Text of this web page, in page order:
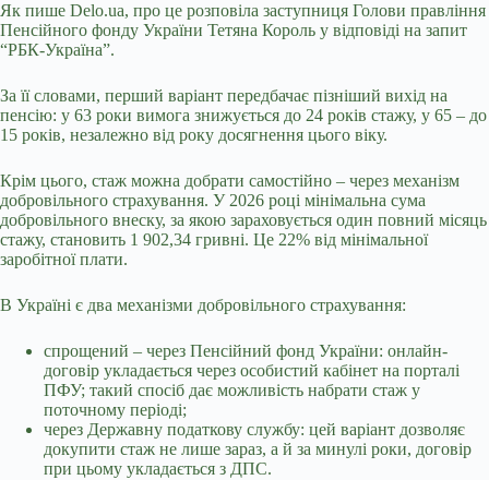
Як пише Delo.ua, про це розповіла заступниця Голови правління
Пенсійного фонду України Тетяна Король у відповіді на запит
“РБК-Україна”.
За її словами, перший варіант передбачає пізніший вихід на
пенсію: у 63 роки вимога знижується до 24 років стажу, у 65 – до
15 років, незалежно від року досягнення цього віку.
Крім цього, стаж можна добрати самостійно – через механізм
добровільного страхування. У 2026 році мінімальна сума
добровільного внеску, за якою зараховується один повний місяць
стажу, становить 1 902,34 гривні. Це 22% від мінімальної
заробітної плати.
В Україні є два механізми добровільного страхування:
спрощений – через Пенсійний фонд України: онлайн-
договір укладається через особистий кабінет на порталі
ПФУ; такий спосіб дає можливість набрати стаж у
поточному періоді;
через Державну податкову службу: цей варіант дозволяє
докупити стаж не лише зараз, а й за минулі роки, договір
при цьому укладається з ДПС.